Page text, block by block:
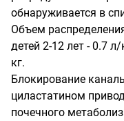
обнаруживается в
Объем
детей 2-12 лет - 0.7
кг.
Блокирование
циластатином
почечного